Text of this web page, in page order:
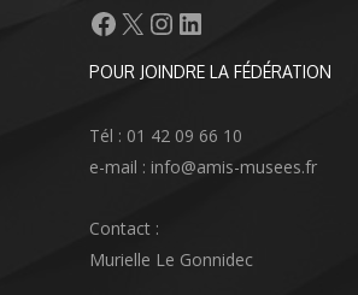
Facebook
X Instagram
LinkedIn
POUR JOINDRE LA FÉDÉRATION
Tél : 01 42 09 66 10
e-mail : info@amis-musees.fr
Contact :
Murielle Le Gonnidec